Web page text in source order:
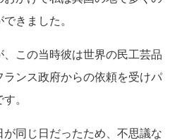
きました。
この当時彼は世界の民工芸品
ンス政府からの依頼を受けパ
。
同じ日だったため、不思議な